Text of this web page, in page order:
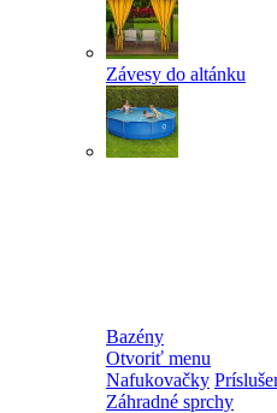
Závesy do altánku
Bazény
Otvoriť menu
Nafukovačky
Záhradné sprchy